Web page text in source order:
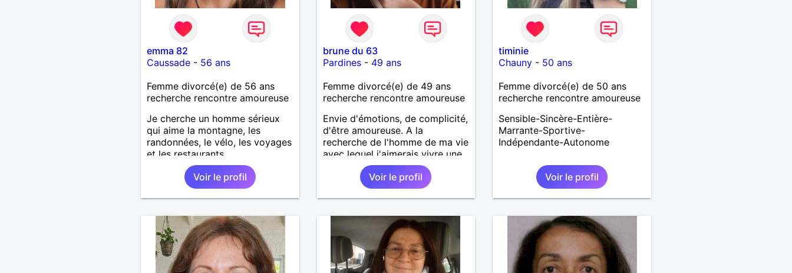
emma 82
Caussade- 56 ans
Femme divorcé(e) de 56 ans
recherche rencontre amoureuse
Je cherche un homme sérieux
qui aime la montagne, les
randonnées, le vélo, les voyages
et les restaurants.
Voir le profil
brune du 63
Pardines- 49 ans
Femme divorcé(e) de 49 ans
recherche rencontre amoureuse
Envie d'émotions, de complicité,
d'être amoureuse. A la
recherche de l'homme de ma vie
avec lequel j'aimerais vivre une
vraie histoire et partager le
quotidien. Il devra être sincère,
responsable, ambitieux,
entreprenant, fort de caractère
saura me chouchouter et me
mettre en valeur, me donner son
amour et attention. Merci de
m'avoir lu et à bientôt...
Voir le profil
timinie
Chauny - 50 ans
Femme divorcé(e) de 50 ans
recherche rencontre amoureuse
Sensible-Sincère-Entière-
Marrante-Sportive-
Indépendante-Autonome
Voir le profil